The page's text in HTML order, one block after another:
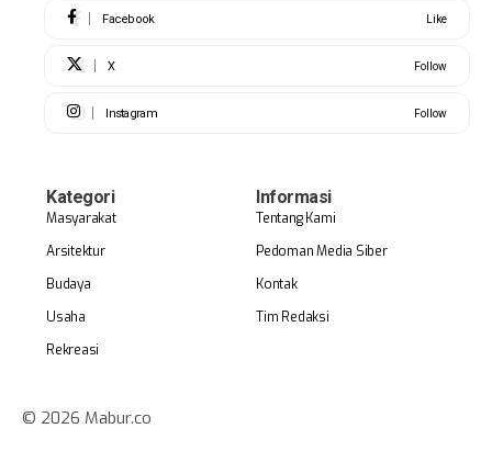
Facebook Like
X Follow
Instagram Follow
Kategori
Masyarakat
Arsitektur
Budaya
Usaha
Rekreasi
Informasi
Tentang Kami
Pedoman Media Siber
Kontak
Tim Redaksi
© 2026 Mabur.co